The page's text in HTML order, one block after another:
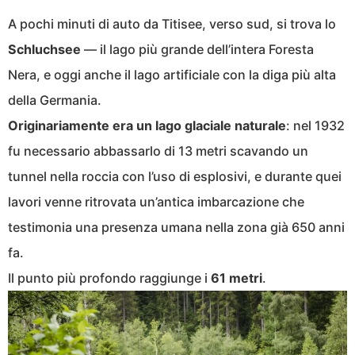
A pochi minuti di auto da Titisee, verso sud, si trova lo
Schluchsee — il lago più grande dell’intera Foresta
Nera, e oggi anche il lago artificiale con la diga più alta
della Germania.
Originariamente era un lago glaciale naturale: nel 1932
fu necessario abbassarlo di 13 metri scavando un
tunnel nella roccia con l’uso di esplosivi, e durante quei
lavori venne ritrovata un’antica imbarcazione che
testimonia una presenza umana nella zona già 650 anni
fa.
Il punto più profondo raggiunge i 61 metri.